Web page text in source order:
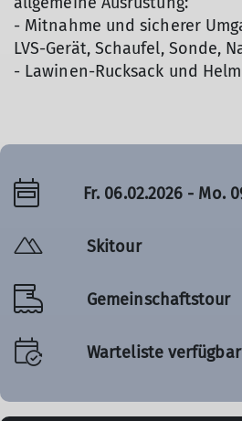
- Mitnahme und sicherer
LVS-Gerät, Schaufel, Sonde,
- Lawinen-Rucksack und
Fr. 06.02.2026 - Mo.
Skitour
Gemeinschaftstour
Warteliste verfügbar